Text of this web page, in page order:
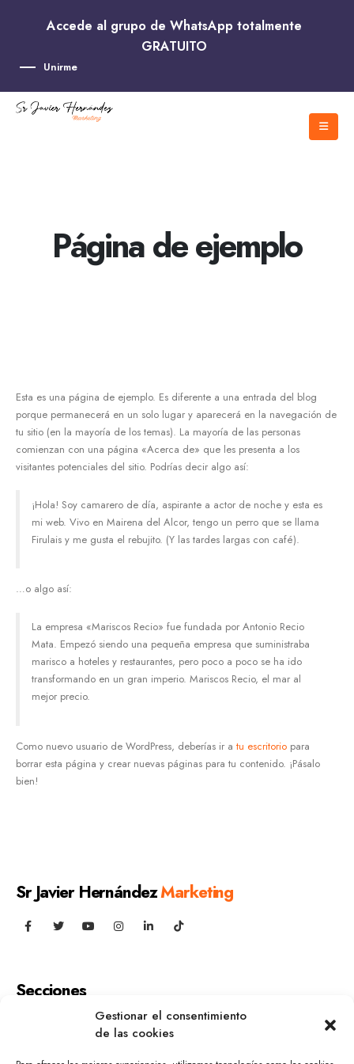
Gestionar el consentimiento
de las cookies
Accede al grupo de WhatsApp totalmente
GRATUITO
Unirme
Página de ejemplo
Esta es una página de ejemplo. Es diferente a una entrada del blog
porque permanecerá en un solo lugar y aparecerá en la navegación de
tu sitio (en la mayoría de los temas). La mayoría de las personas
comienzan con una página «Acerca de» que les presenta a los
visitantes potenciales del sitio. Podrías decir algo así:
¡Hola! Soy camarero de día, aspirante a actor de noche y esta es
mi web. Vivo en Mairena del Alcor, tengo un perro que se llama
Firulais y me gusta el rebujito. (Y las tardes largas con café).
…o algo así:
La empresa «Mariscos Recio» fue fundada por Antonio Recio
Mata. Empezó siendo una pequeña empresa que suministraba
marisco a hoteles y restaurantes, pero poco a poco se ha ido
transformando en un gran imperio. Mariscos Recio, el mar al
mejor precio.
Como nuevo usuario de WordPress, deberías ir a tu escritorio para
borrar esta página y crear nuevas páginas para tu contenido. ¡Pásalo
bien!
Sr Javier HernándezMarketing
Secciones
Contacto